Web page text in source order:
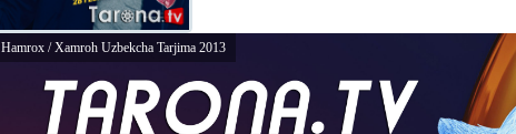
Hamrox / Xamroh Uzbekcha Tarjima 2013